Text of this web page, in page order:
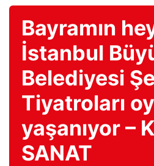
Bayramın
İstanbul
Belediyesi
Tiyatroları
yaşanıyor –
SANAT